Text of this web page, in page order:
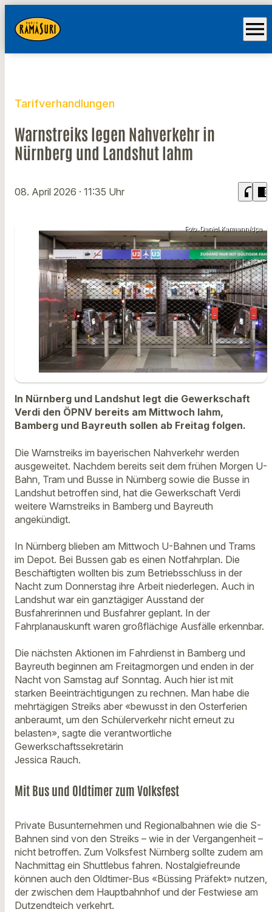
menu
Tarifverhandlungen
Warnstreiks legen Nahverkehr in
Nürnberg und Landshut lahm
08. April 2026 · 11:35 Uhr headphones chrome_reader_mode
Foto: Daniel Karmann/dpa
In Nürnberg und Landshut legt die Gewerkschaft
Verdi den ÖPNV bereits am Mittwoch lahm,
Bamberg und Bayreuth sollen ab Freitag folgen.
Die Warnstreiks im bayerischen Nahverkehr werden
ausgeweitet. Nachdem bereits seit dem frühen Morgen U-
Bahn, Tram und Busse in Nürnberg sowie die Busse in
Landshut betroffen sind, hat die Gewerkschaft Verdi
weitere Warnstreiks in Bamberg und Bayreuth
angekündigt.
In Nürnberg blieben am Mittwoch U-Bahnen und Trams
im Depot. Bei Bussen gab es einen Notfahrplan. Die
Beschäftigten wollten bis zum Betriebsschluss in der
Nacht zum Donnerstag ihre Arbeit niederlegen. Auch in
Landshut war ein ganztägiger Ausstand der
Busfahrerinnen und Busfahrer geplant. In der
Fahrplanauskunft waren großflächige Ausfälle erkennbar.
Die nächsten Aktionen im Fahrdienst in Bamberg und
Bayreuth beginnen am Freitagmorgen und enden in der
Nacht von Samstag auf Sonntag. Auch hier ist mit
starken Beeinträchtigungen zu rechnen. Man habe die
mehrtägigen Streiks aber «bewusst in den Osterferien
anberaumt, um den Schülerverkehr nicht erneut zu
belasten», sagte die verantwortliche
Gewerkschaftssekretärin
Jessica Rauch.
Mit Bus und Oldtimer zum Volksfest
Private Busunternehmen und Regionalbahnen wie die S-
Bahnen sind von den Streiks – wie in der Vergangenheit –
nicht betroffen. Zum Volksfest Nürnberg sollte zudem am
Nachmittag ein Shuttlebus fahren. Nostalgiefreunde
können auch den Oldtimer-Bus «Büssing Präfekt» nutzen,
der zwischen dem Hauptbahnhof und der Festwiese am
Dutzendteich verkehrt.